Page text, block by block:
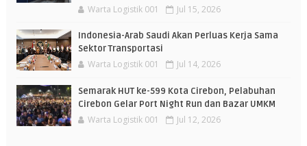
Warta Logistik 001 Jul 15, 2026
Indonesia-Arab Saudi Akan Perluas Kerja Sama
Sektor Transportasi
Warta Logistik 001 Jul 14, 2026
Semarak HUT ke-599 Kota Cirebon, Pelabuhan
Cirebon Gelar Port Night Run dan Bazar UMKM
Warta Logistik 001 Jul 12, 2026